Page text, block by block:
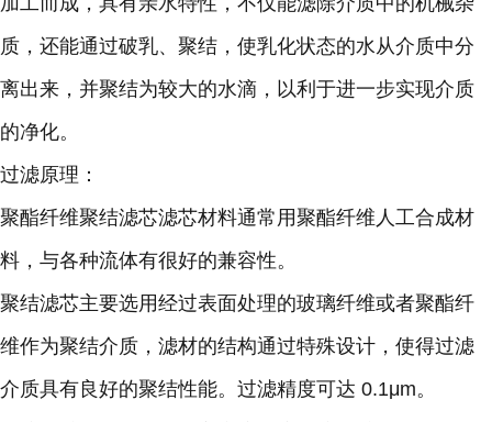
质，还能通过破乳、聚结，使乳化状态的水从介质中分
离出来，并聚结为较大的水滴，以利于进一步实现介质
的净化。
过滤原理：
聚酯纤维聚结滤芯滤芯材料通常用聚酯纤维人工合成材
料，与各种流体有很好的兼容性。
聚结滤芯主要选用经过表面处理的玻璃纤维或者聚酯纤
维作为聚结介质，滤材的结构通过特殊设计，使得过滤
介质具有良好的聚结性能。过滤精度可达 0.1μm。